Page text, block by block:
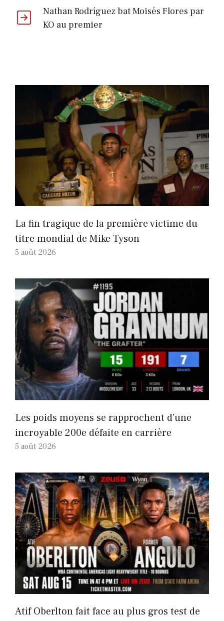
Nathan Rodríguez bat Moisés Flores par
KO au premier
La fin tragique de la première victime du
titre mondial de Mike Tyson
5 août 2026
Les poids moyens se rapprochent d’une
incroyable 200e défaite en carrière
5 août 2026
Atif Oberlton fait face au plus gros test de